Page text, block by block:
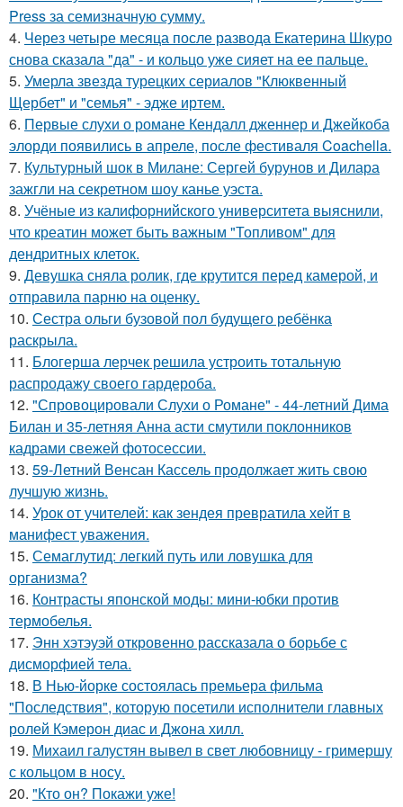
Press за семизначную сумму.
4. Через четыре месяца после развода Екатерина Шкуро
снова сказала "да" - и кольцо уже сияет на ее пальце.
5. Умерла звезда турецких сериалов "Клюквенный
Щербет" и "семья" - эдже иртем.
6. Первые слухи о романе Кендалл дженнер и Джейкоба
элорди появились в апреле, после фестиваля Coachella.
7. Культурный шок в Милане: Сергей бурунов и Дилара
зажгли на секретном шоу канье уэста.
8. Учёные из калифорнийского университета выяснили,
что креатин может быть важным "Топливом" для
дендритных клеток.
9. Девушка сняла ролик, где крутится перед камерой, и
отправила парню на оценку.
10. Сестра ольги бузовой пол будущего ребёнка
раскрыла.
11. Блогерша лерчек решила устроить тотальную
распродажу своего гардероба.
12. "Спровоцировали Слухи о Романе" - 44-летний Дима
Билан и 35-летняя Анна асти смутили поклонников
кадрами свежей фотосессии.
13. 59-Летний Венсан Кассель продолжает жить свою
лучшую жизнь.
14. Урок от учителей: как зендея превратила хейт в
манифест уважения.
15. Семаглутид: легкий путь или ловушка для
организма?
16. Контрасты японской моды: мини-юбки против
термобелья.
17. Энн хэтэуэй откровенно рассказала о борьбе с
дисморфией тела.
18. В Нью-йорке состоялась премьера фильма
"Последствия", которую посетили исполнители главных
ролей Кэмерон диас и Джона хилл.
19. Михаил галустян вывел в свет любовницу - гримершу
с кольцом в носу.
20. "Кто он? Покажи уже!